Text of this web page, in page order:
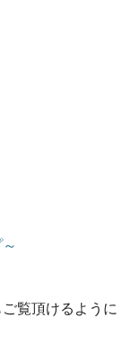
覧頂けるように